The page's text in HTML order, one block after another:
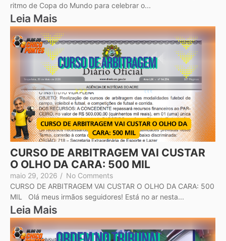
ritmo de Copa do Mundo para celebrar o...
Leia Mais
CURSO DE ARBITRAGEM VAI CUSTAR
O OLHO DA CARA: 500 MIL
maio 29, 2026 / No Comments
CURSO DE ARBITRAGEM VAI CUSTAR O OLHO DA CARA: 500
MIL Olá meus irmãos seguidores! Está no ar nesta...
Leia Mais